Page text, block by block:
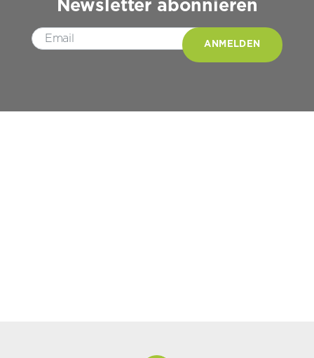
Newsletter abonnieren
Please leave this field empty.